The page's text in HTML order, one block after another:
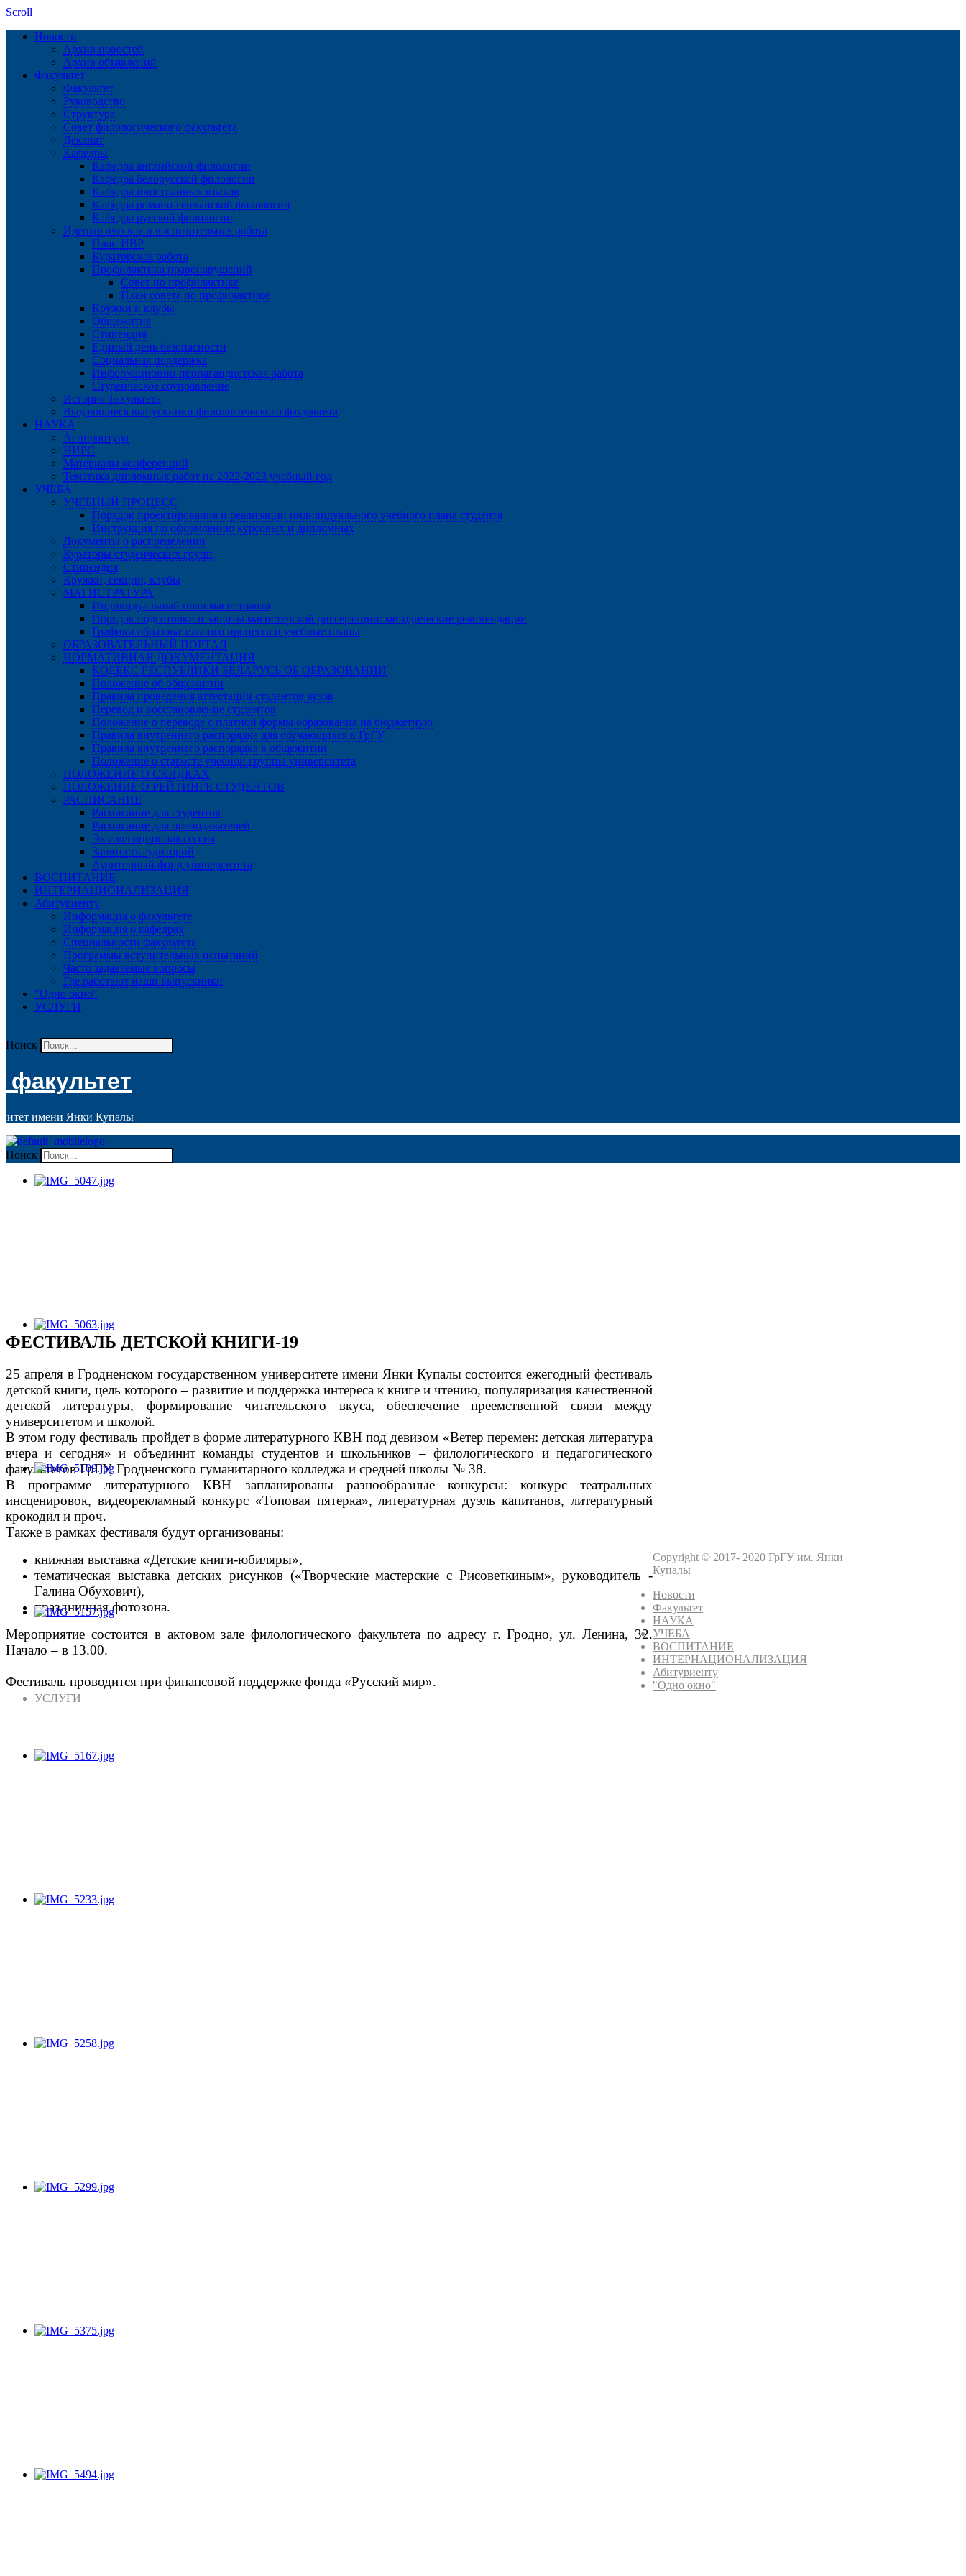
Scroll
Новости
Архив новостей
Архив объявлений
Факультет
Факультет
Руководство
Структура
Совет филологического факультета
Деканат
Кафедры
Кафедра английской филологии
Кафедра белорусской филологии
Кафедра иностранных языков
Кафедра романо-германской филологии
Кафедра русской филологии
Идеологическая и воспитательная работа
План ИВР
Кураторская работа
Профилактика правонарушений
Совет по профилактике
План совета по профилактике
Кружки и клубы
Общежитие
Стипендия
Единый день безопасности
Социальная поддержка
Информационно-пропагандистская работа
Студенческое соуправление
История факультета
Выдающиеся выпускники филологического факультета
НАУКА
Аспирантура
НИРС
Материалы конференций
Тематика дипломных работ на 2022-2023 учебный год
УЧЕБА
УЧЕБНЫЙ ПРОЦЕСС
Порядок проектирования и реализации индивидуального учебного плана студента
Инструкция по оформлению курсовых и дипломных
Документы о распределении
Кураторы студенческих групп
Стипендия
Кружки, секции, клубы
МАГИСТРАТУРА
Индивидуальный план магистранта
Порядок подготовки и защиты магистерской диссертации: методические рекомендации
Графики образовательного процесса и учебные планы
ОБРАЗОВАТЕЛЬНЫЙ ПОРТАЛ
НОРМАТИВНАЯ ДОКУМЕНТАЦИЯ
КОДЕКС РЕСПУБЛИКИ БЕЛАРУСЬ ОБ ОБРАЗОВАНИИ
Положение об общежитии
Правила проведения аттестации студентов вузов
Перевод и восстановление студентов
Положение о переводе с платной формы образования на бюджетную
Правила внутреннего распорядка для обучающихся в ГрГУ
Правила внутреннего распорядка в общежитии
Положение о старосте учебной группы университета
ПОЛОЖЕНИЕ О СКИДКАХ
ПОЛОЖЕНИЕ О РЕЙТИНГЕ СТУДЕНТОВ
РАСПИСАНИЕ
Расписание для студентов
Расписание для преподавателей
Экзаменационная сессия
Занятость аудиторий
Аудиторный фонд университета
ВОСПИТАНИЕ
ИНТЕРНАЦИОНАЛИЗАЦИЯ
Абитуриенту
Информация о факультете
Информация о кафедрах
Специальности факультета
Программы вступительных испытаний
Часто задаваемые вопросы
Где работают наши выпускники
"Одно окно"
УСЛУГИ
Поиск
факультет
имени Янки Купалы
Поиск
ФЕСТИВАЛЬ ДЕТСКОЙ КНИГИ-19
25 апреля в Гродненском государственном университете имени Янки Купалы состоится ежегодный фестиваль
детской книги, цель которого – развитие и поддержка интереса к книге и чтению, популяризация качественной
детской литературы, формирование читательского вкуса, обеспечение преемственной связи между
университетом и школой.
В этом году фестиваль пройдет в форме литературного КВН под девизом «Ветер перемен: детская литература
вчера и сегодня» и объединит команды студентов и школьников – филологического и педагогического
факультетов ГрГУ, Гродненского гуманитарного колледжа и средней школы № 38.
В программе литературного КВН запланированы разнообразные конкурсы: конкурс театральных
инсценировок, видеорекламный конкурс «Топовая пятерка», литературная дуэль капитанов, литературный
крокодил и проч.
Также в рамках фестиваля будут организованы:
книжная выставка «Детские книги-юбиляры»,
тематическая выставка детских рисунков («Творческие мастерские с Рисоветкиным», руководитель -
Галина Обухович),
праздничная фотозона.
Мероприятие состоится в актовом зале филологического факультета по адресу г. Гродно, ул. Ленина, 32.
Начало – в 13.00.
Фестиваль проводится при финансовой поддержке фонда «Русский мир».
Copyright © 2017- 2020 ГрГУ им. Янки
Купалы
Новости
Факультет
НАУКА
УЧЕБА
ВОСПИТАНИЕ
ИНТЕРНАЦИОНАЛИЗАЦИЯ
Абитуриенту
"Одно окно"
УСЛУГИ